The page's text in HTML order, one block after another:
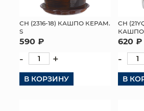
СН (2316-18) КАШПО КЕРАМ.
S
590 ₽
- +
В КОРЗИНУ
СН
КАШПО
620 ₽
-
В